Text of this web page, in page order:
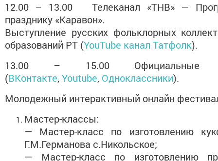
12.00 – 13.00 Телеканал «ТНВ» —
празднику «Каравон».
Выступление русских фольклорных
образований РТ (YouTube канал Татфолк).
13.00 – 15.00 Официальные
(ВКонтакте, Youtube, Одноклассники).
Молодежный интерактивный онлайн
Мастер-классы:
— Мастер-класс по изготовлению
Г.М.Германова с.Никольское;
— Мастер-класс по изготовлению